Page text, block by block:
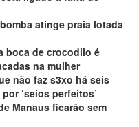
atinge praia lotada
boca de crocodilo é
na mulher
não faz s3xo há seis
‘seios perfeitos’
Manaus ficarão sem